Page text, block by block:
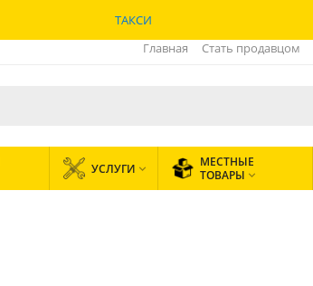
ТАКСИ
Главная Стать продавцом
УСЛУГИ 
МЕСТНЫЕ
ТОВАРЫ 